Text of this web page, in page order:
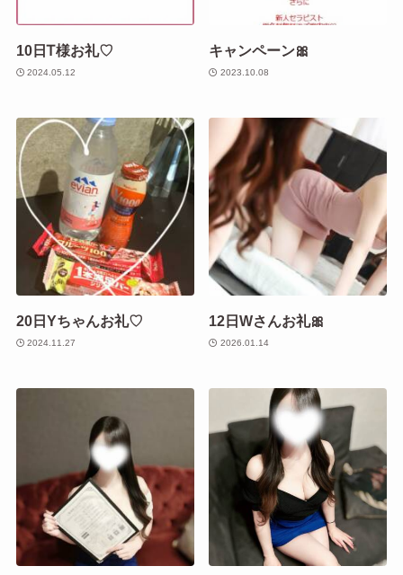
10日Ꭲ様お礼♡
2024.05.12
キャンペーン🎀
2023.10.08
20日Yちゃんお礼♡
2024.11.27
12日Wさんお礼🎀
2026.01.14